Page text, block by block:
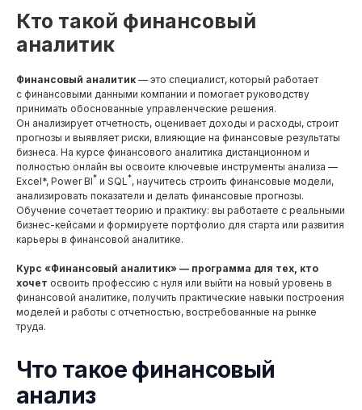
Кто такой финансовый
аналитик
Финансовый аналитик — это специалист, который работает
с финансовыми данными компании и помогает руководству
принимать обоснованные управленческие решения.
Он анализирует отчетность, оценивает доходы и расходы, строит
прогнозы и выявляет риски, влияющие на финансовые результаты
бизнеса. На курсе финансового аналитика дистанционном и
полностью онлайн вы освоите ключевые инструменты анализа —
Excel*, Power BI* и SQL*, научитесь строить финансовые модели,
анализировать показатели и делать финансовые прогнозы.
Обучение сочетает теорию и практику: вы работаете с реальными
бизнес-кейсами и формируете портфолио для старта или развития
карьеры в финансовой аналитике.
Курс «Финансовый аналитик» — программа для тех, кто
хочет освоить профессию с нуля или выйти на новый уровень в
финансовой аналитике, получить практические навыки построения
моделей и работы с отчетностью, востребованные на рынке
труда.
Что такое финансовый
анализ